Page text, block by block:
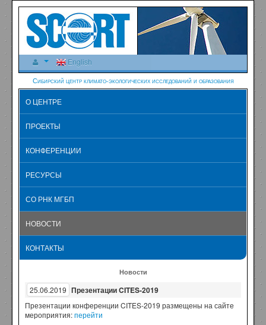
English
Сибирский центр климато-экологических исследований и образования
О ЦЕНТРЕ
ПРОЕКТЫ
КОНФЕРЕНЦИИ
РЕСУРСЫ
СО РНК МГБП
НОВОСТИ
КОНТАКТЫ
Новости
25.06.2019 Презентации CITES-2019
Презентации конференции CITES-2019 размещены на сайте
мероприятия:перейти